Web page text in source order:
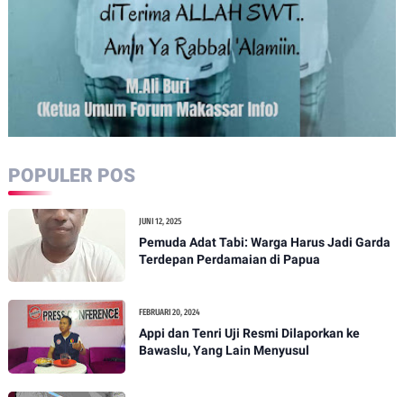
POPULER POS
JUNI 12, 2025
Pemuda Adat Tabi: Warga Harus Jadi Garda
Terdepan Perdamaian di Papua
FEBRUARI 20, 2024
Appi dan Tenri Uji Resmi Dilaporkan ke
Bawaslu, Yang Lain Menyusul